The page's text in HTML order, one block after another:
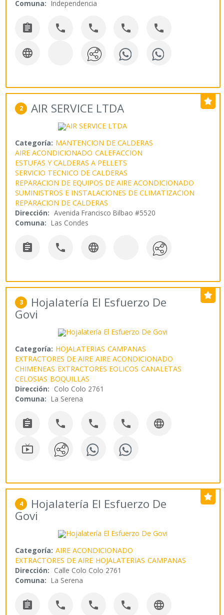
Comuna: Independencia
    

2 AIR SERVICE LTDA
Categoría: MANTENCION DE CALDERAS
AIRE ACONDICIONADO CALEFACCION
ESTUFAS Y CALDERAS A PELLETS
SERVICIO TECNICO DE CALDERAS
REPARACION DE EQUIPOS DE AIRE ACONDICIONADO
SUMINISTROS E INSTALACIONES DE CLIMATIZACION
REPARACION DE CALDERAS
Dirección: Avenida Francisco Bilbao #5520
Comuna: Las Condes
  
3 Hojalatería El Esfuerzo De
Govi
Categoría: HOJALATERIAS CAMPANAS
EXTRACTORES DE AIRE AIRE ACONDICIONADO
CHIMENEAS EXTRACTORES EOLICOS CANALETAS
CELOSIAS BOQUILLAS
Dirección: Colo Colo 2761
Comuna: La Serena
    

4 Hojalatería El Esfuerzo De
Govi
Categoría: AIRE ACONDICIONADO
EXTRACTORES DE AIRE HOJALATERIAS CAMPANAS
Dirección: Calle Colo Colo 2761
Comuna: La Serena
    